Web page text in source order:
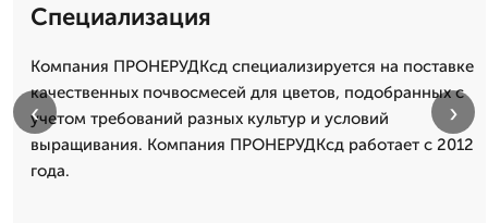
Специализация
Компания ПРОНЕРУДКсд специализируется на поставке
качественных почвосмесей для цветов, подобранных с
учетом требований разных культур и условий
выращивания. Компания ПРОНЕРУДКсд работает с 2012
года.
‹ ›